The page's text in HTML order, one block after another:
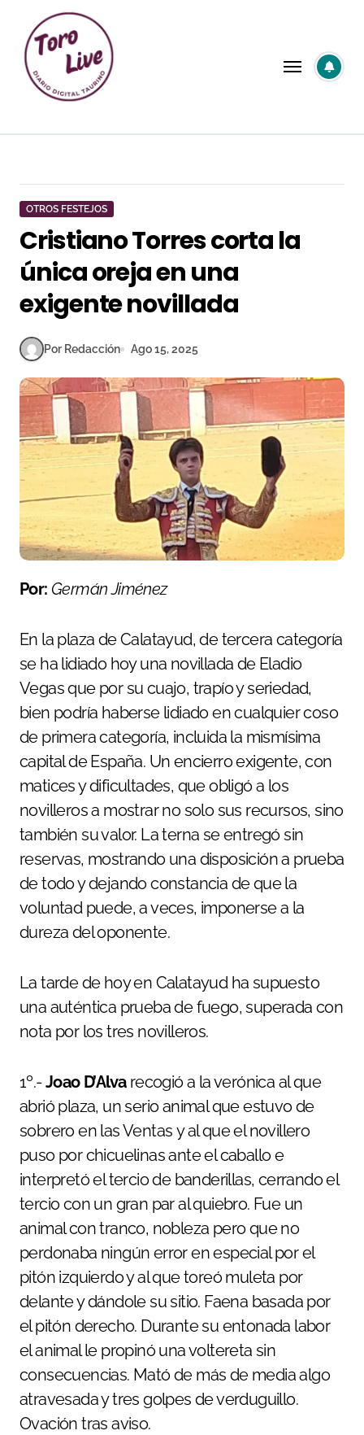
contenido
OTROS FESTEJOS
Cristiano Torres corta la
única oreja en una
exigente novillada
Por Redacción Ago 15, 2025
Por: Germán Jiménez
En la plaza de Calatayud, de tercera categoría
se ha lidiado hoy una novillada de Eladio
Vegas que por su cuajo, trapío y seriedad,
bien podría haberse lidiado en cualquier coso
de primera categoría, incluida la mismísima
capital de España. Un encierro exigente, con
matices y dificultades, que obligó a los
novilleros a mostrar no solo sus recursos, sino
también su valor. La terna se entregó sin
reservas, mostrando una disposición a prueba
de todo y dejando constancia de que la
voluntad puede, a veces, imponerse a la
dureza del oponente.
La tarde de hoy en Calatayud ha supuesto
una auténtica prueba de fuego, superada con
nota por los tres novilleros.
1º.-Joao D’Alvarecogió a la verónica al que
abrió plaza, un serio animal que estuvo de
sobrero en las Ventas y al que el novillero
puso por chicuelinas ante el caballo e
interpretó el tercio de banderillas, cerrando el
tercio con un gran par al quiebro. Fue un
animal con tranco, nobleza pero que no
perdonaba ningún error en especial por el
pitón izquierdo y al que toreó muleta por
delante y dándole su sitio. Faena basada por
el pitón derecho. Durante su entonada labor
el animal le propinó una voltereta sin
consecuencias. Mató de más de media algo
atravesada y tres golpes de verduguillo.
Ovación tras aviso.